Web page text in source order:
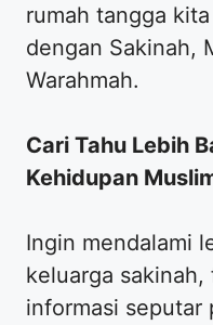
rumah tangga
dengan Sakinah,
Warahmah.
Cari Tahu Lebih
Kehidupan
​Ingin mendalami
keluarga
informasi seputar